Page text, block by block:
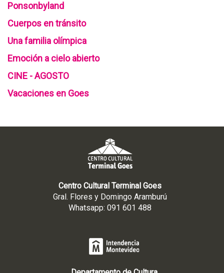
Ponsonbyland
Cuerpos en tránsito
Una familia olímpica
Emoción a cielo abierto
CINE - AGOSTO
Vacaciones en Goes
Centro Cultural Terminal Goes
Gral. Flores y Domingo Aramburú
Whatsapp: 091 601 488